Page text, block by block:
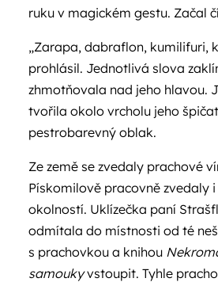
ruku v magickém gestu. Začal
„Zarapa, dabraflon, kumilifuri,
prohlásil. Jednotlivá slova
zhmotňovala nad jeho hlavou.
tvořila okolo vrcholu jeho
pestrobarevný oblak.
Ze země se zvedaly prachové
Pískomilově pracovně zvedaly
okolností. Uklízečka paní
odmítala do místnosti od té
s prachovkou a knihou
samoukyvstoupit. Tyhle